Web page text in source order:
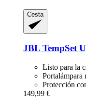
Cesta
JBL TempSet
Listo para la
Portalámpara
Protección
149,99 €